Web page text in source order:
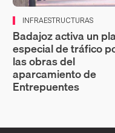
INFRAESTRUCTURAS
Badajoz activa un
especial de tráfico
las obras del
aparcamiento de
Entrepuentes